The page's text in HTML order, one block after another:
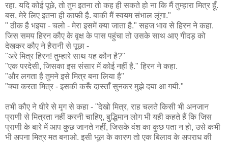
रहा. यदि कोई पूछे, तो तुम इतना तो कह ही सकते हो ना कि मैं तुम्हारा मित्र हूँ.
बस, मेरे लिए इतना ही काफी है. बाकी मैं स्वयम संभाल लूंगा."
" ठीक है भइया - चलो - मेरा इसमें क्या जाता है." सहज भाव से हिरन ने कहा.
जिस समय हिरन कौए के वृक्ष के पास पहुंचा तो उसके साथ आए गीदड़ को
देखकर कौए ने हैरानी से पूछा -
"अरे मित्र हिरन! तुम्हारे साथ यह कौन है?"
"एक परदेसी, जिसका इस संसार में कोई नहीं है." हिरन ने कहा.
"और लगता है तुमने इसे मित्र बना लिया है"
"क्या करता मित्र - इसकी करूँ दास्ताँ सुनकर मुझे दया आ गयी."
तभी कौए ने धीरे से मृग से कहा - "देखो मित्र, राह चलते किसी भी अनजान
प्राणी से मित्रता नहीं करनी चाहिए, बुद्धिमान लोग भी यही कहते हैं कि जिस
प्राणी के बारे में आप कुछ जानते नहीं, जिसके वंश का कुछ पता न हो, उसे कभी
भी अपना मित्र मत बनाओ. इसी भूल के कारण तो एक बिलाव के अपराध की